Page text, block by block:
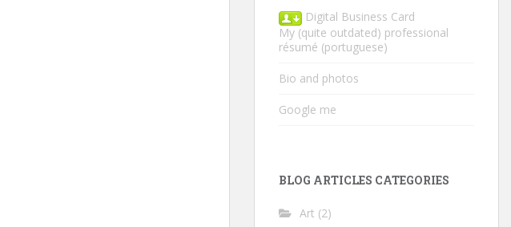
Digital Business Card
My (quite outdated) professional
résumé (portuguese)
Bio and photos
Google me
BLOG ARTICLES CATEGORIES
Art (2)